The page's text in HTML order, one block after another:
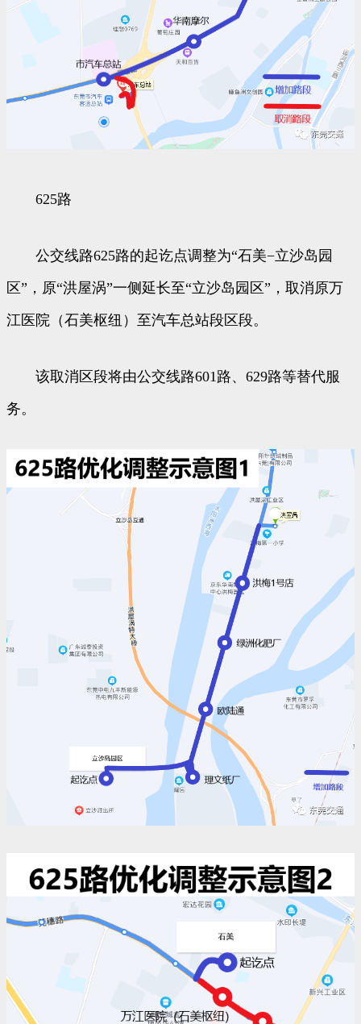
625路
公交线路625路的起讫点调整为“石美−立沙岛园
区”，原“洪屋涡”一侧延长至“立沙岛园区”，取消原万
江医院（石美枢纽）至汽车总站段区段。
该取消区段将由公交线路601路、629路等替代服
务。